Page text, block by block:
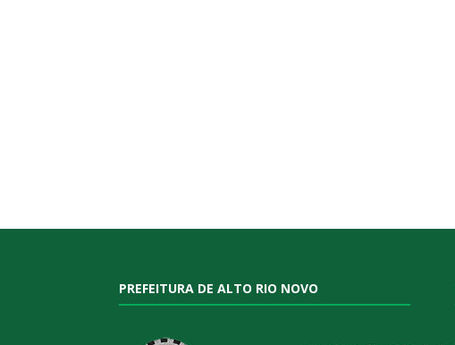
PREFEITURA DE ALTO RIO NOVO